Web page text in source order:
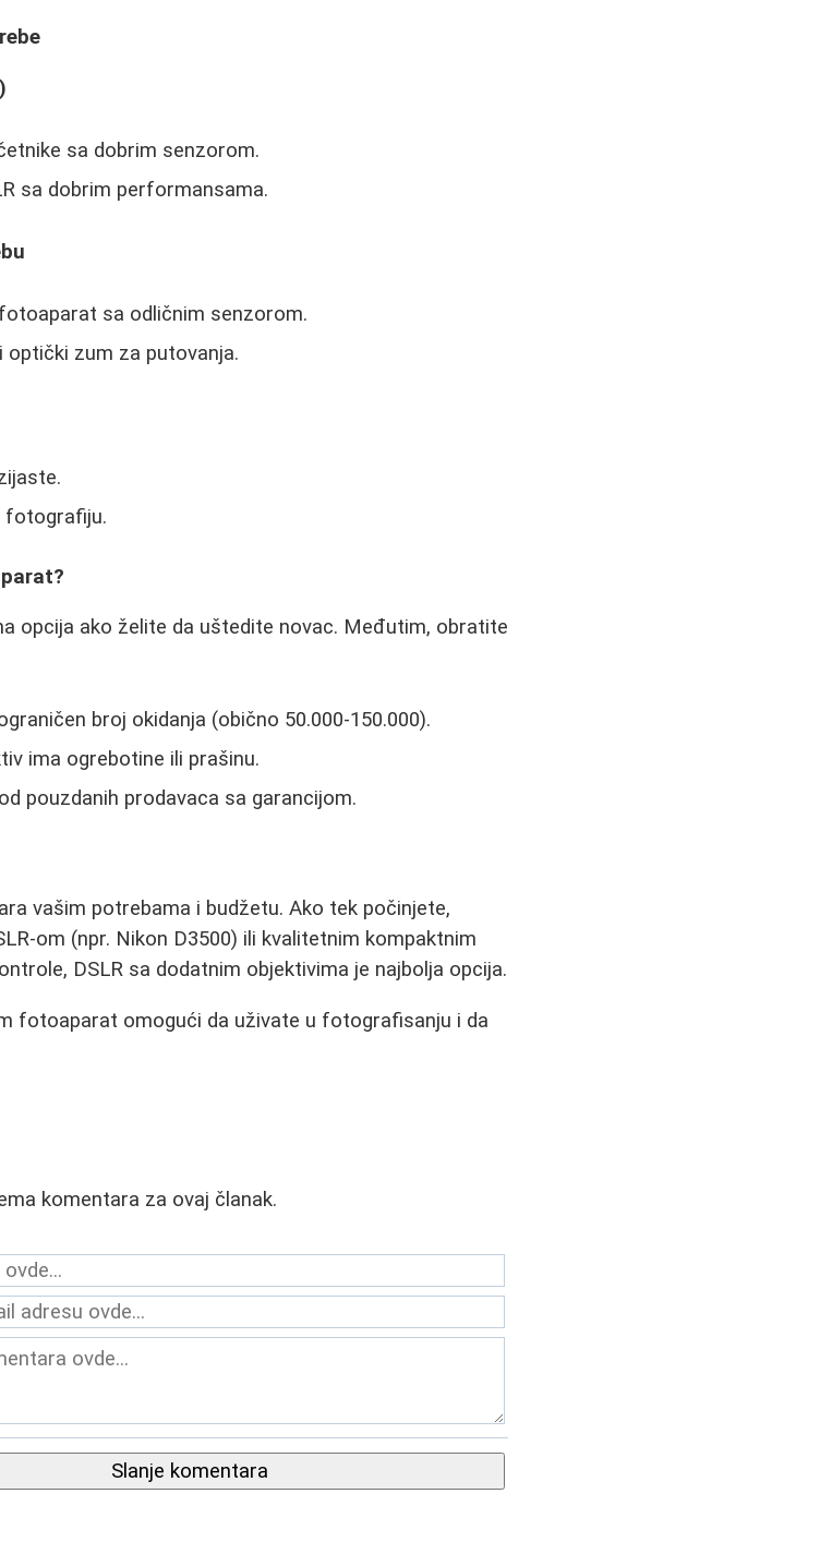
sa dobrim senzorom.
sa dobrim performansama.
sa odličnim senzorom.
optički zum za putovanja.
fotografiju.
opcija ako želite da uštedite novac. Međutim, obratite
broj okidanja (obično 50.000-150.000).
ima ogrebotine ili prašinu.
pouzdanih prodavaca sa garancijom.
vašim potrebama i budžetu. Ako tek počinjete,
om (npr. Nikon D3500) ili kvalitetnim kompaktnim
DSLR sa dodatnim objektivima je najbolja opcija.
fotoaparat omogući da uživate u fotografisanju i da
komentara za ovaj članak.
Slanje komentara